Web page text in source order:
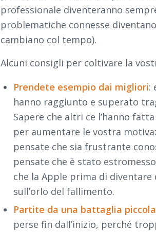
professionale diventeranno
problematiche connesse
cambiano col tempo).
Alcuni consigli per coltivare la
Prendete esempio dai migliori:
hanno raggiunto e superato
Sapere che altri ce l’hanno
per aumentare le vostra
pensate che sia frustrante
pensate che è stato
che la Apple prima di
sull’orlo del fallimento.
Partite da una battaglia piccola
perse fin dall’inizio, perché